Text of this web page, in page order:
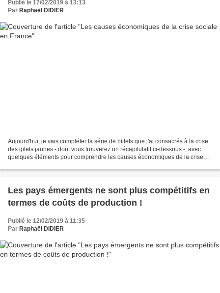
Publié le 17/02/2019 à 13:13
Par Raphaël DIDIER
Aujourd'hui, je vais compléter la série de billets que j'ai consacrés à la crise
des gilets jaunes - dont vous trouverez un récapitulatif ci-dessous -, avec
quelques éléments pour comprendre les causes économiques de la crise
Les pays émergents ne sont plus compétitifs en
termes de coûts de production !
Publié le 12/02/2019 à 11:35
Par Raphaël DIDIER